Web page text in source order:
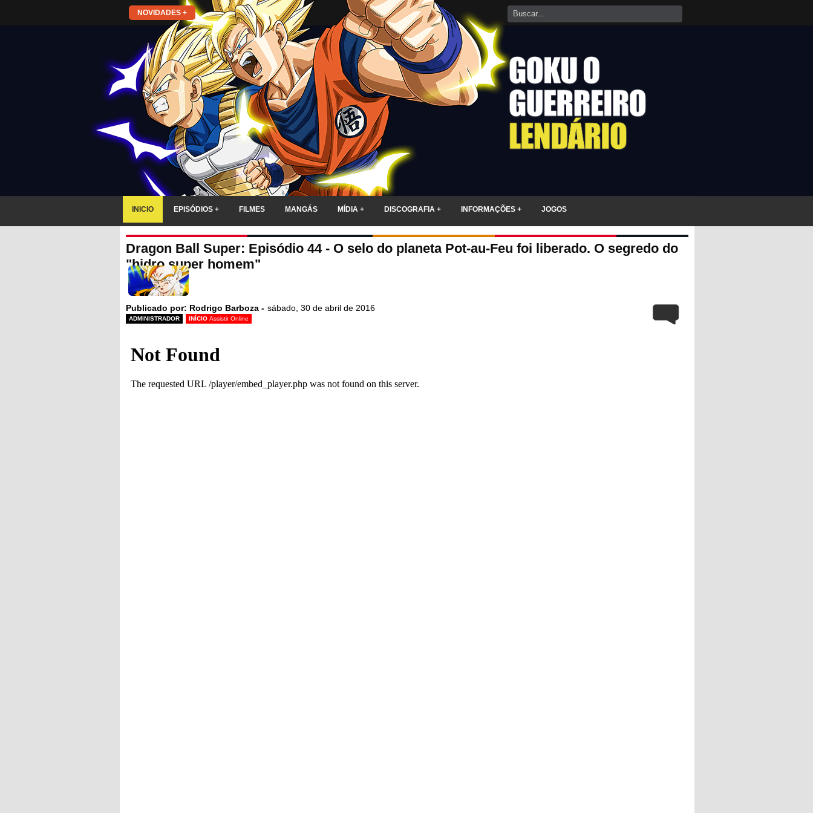
NOVIDADES +
INICIO EPISÓDIOS + FILMES MANGÁS MÍDIA + DISCOGRAFIA + INFORMAÇÕES + JOGOS
Dragon Ball Super: Episódio 44 - O selo do planeta Pot-au-Feu foi liberado. O segredo do
"hidro super homem"
Publicado por: Rodrigo Barboza - sábado, 30 de abril de 2016
ADMINISTRADOR INÍCIO Assistir Online